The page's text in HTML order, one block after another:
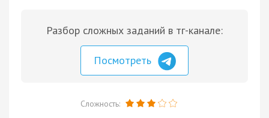
Разбор сложных заданий в тг-канале:
Посмотреть
Сложность: